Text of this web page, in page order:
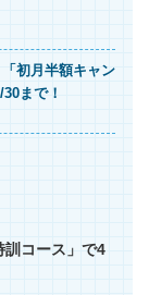
初月半額キャン
まで！
コース」で4